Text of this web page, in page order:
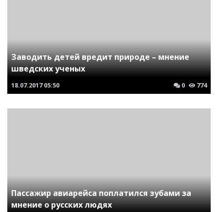
Заводить детей вредит природе – мнение
шведских ученых
18.07.2017 05:50 0 774
Пассажир авиарейса поплатился зубами за
мнение о русских людях